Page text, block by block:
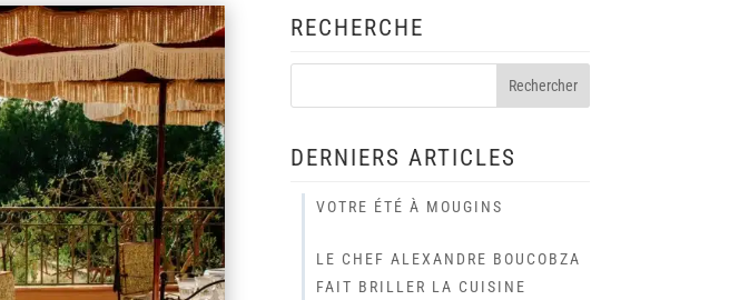
RECHERCHE
DERNIERS ARTICLES
VOTRE ÉTÉ À MOUGINS
LE CHEF ALEXANDRE BOUCOBZA
FAIT BRILLER LA CUISINE